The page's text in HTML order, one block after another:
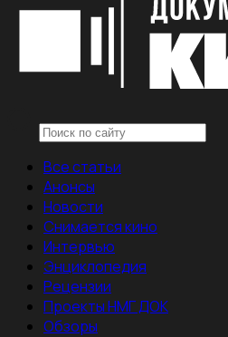
Все статьи
Анонсы
Новости
Снимается кино
Интервью
Энциклопедия
Рецензии
Проекты НМГ ДОК
Обзоры